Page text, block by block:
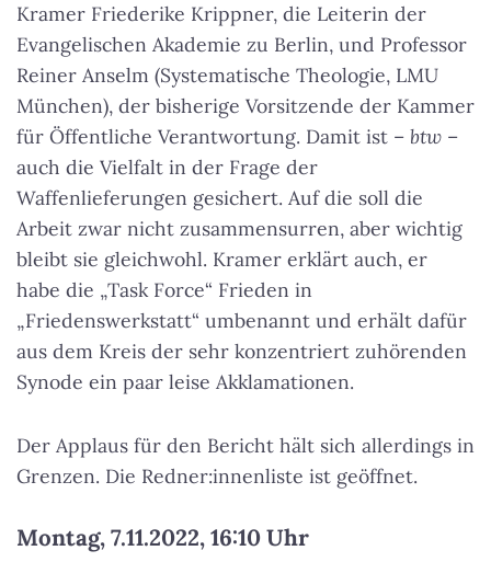
Kramer Friederike Krippner, die Leiterin der
Evangelischen Akademie zu Berlin, und Professor
Reiner Anselm (Systematische Theologie, LMU
München), der bisherige Vorsitzende der Kammer
für Öffentliche Verantwortung. Damit ist – btw –
auch die Vielfalt in der Frage der
Waffenlieferungen gesichert. Auf die soll die
Arbeit zwar nicht zusammensurren, aber wichtig
bleibt sie gleichwohl. Kramer erklärt auch, er
habe die „Task Force“ Frieden in
„Friedenswerkstatt“ umbenannt und erhält dafür
aus dem Kreis der sehr konzentriert zuhörenden
Synode ein paar leise Akklamationen.
Der Applaus für den Bericht hält sich allerdings in
Grenzen. Die Redner:innenliste ist geöffnet.
Montag, 7.11.2022, 16:10 Uhr